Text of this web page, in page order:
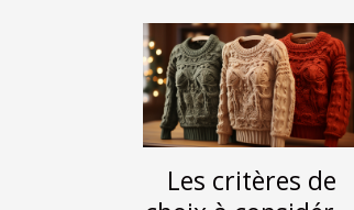
Les critères de